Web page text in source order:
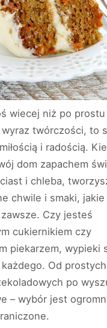
wiecej niż po
twórczości, to
i radością.
dom zapachem
i chleba,
chwile i smaki,
Czy jesteś
cukiernikiem czy
piekarzem, wypieki
Od prostych
po
– wybór jest